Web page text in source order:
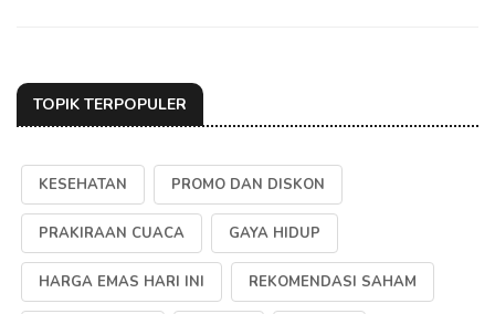
TOPIK TERPOPULER
KESEHATAN PROMO DAN DISKON
PRAKIRAAN CUACA GAYA HIDUP
HARGA EMAS HARI INI REKOMENDASI SAHAM